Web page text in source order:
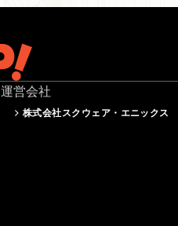
運営会社
株式会社スクウェア・エニックス